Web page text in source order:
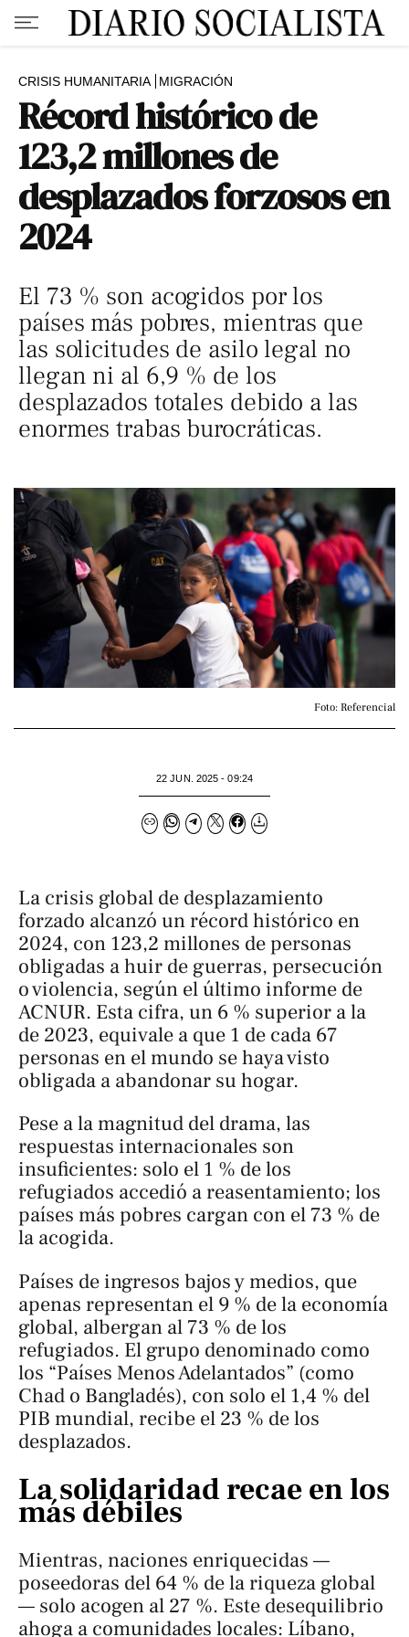
CRISIS HUMANITARIA MIGRACIÓN
Récord histórico de
123,2 millones de
desplazados forzosos en
2024
El 73 % son acogidos por los
países más pobres, mientras que
las solicitudes de asilo legal no
llegan ni al 6,9 % de los
desplazados totales debido a las
enormes trabas burocráticas.
Foto: Referencial
22 JUN. 2025 - 09:24
La crisis global de desplazamiento
forzado alcanzó un récord histórico en
2024, con 123,2 millones de personas
obligadas a huir de guerras, persecución
o violencia, según el último informe de
ACNUR. Esta cifra, un 6 % superior a la
de 2023, equivale a que 1 de cada 67
personas en el mundo se haya visto
obligada a abandonar su hogar.
Pese a la magnitud del drama, las
respuestas internacionales son
insuficientes: solo el 1 % de los
refugiados accedió a reasentamiento; los
países más pobres cargan con el 73 % de
la acogida.
Países de ingresos bajos y medios, que
apenas representan el 9 % de la economía
global, albergan al 73 % de los
refugiados. El grupo denominado como
los “Países Menos Adelantados” (como
Chad o Bangladés), con solo el 1,4 % del
PIB mundial, recibe el 23 % de los
desplazados.
La solidaridad recae en los
más débiles
Mientras, naciones enriquecidas —
poseedoras del 64 % de la riqueza global
— solo acogen al 27 %. Este desequilibrio
ahoga a comunidades locales: Líbano,